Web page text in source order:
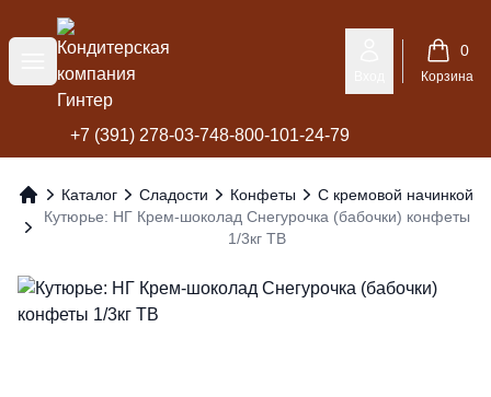
Меню
Кондитерская компания Гинтер
0
Корзина
+7 (391) 278-03-748-800-101-24-79
Главная
Каталог Сладости Конфеты
С кремовой начинкой
Кутюрье: НГ Крем-шоколад Снегурочка (бабочки) конфеты
1/3кг ТВ